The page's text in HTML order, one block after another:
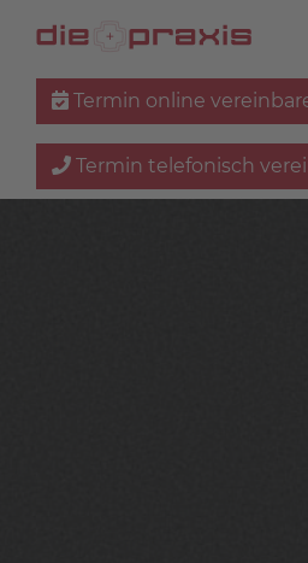
Termin online
Termin telefonisch